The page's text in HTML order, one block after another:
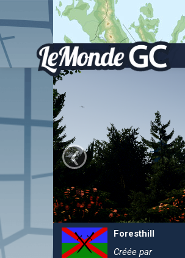
‹
Foresthill
Créée par